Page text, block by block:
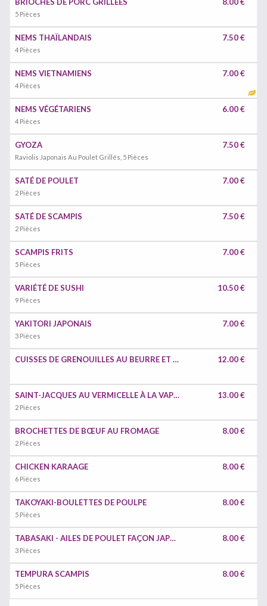
5 Pièces
NEMS THAÏLANDAIS
4 Pièces
7.50 €
NEMS VIETNAMIENS
4 Pièces
7.00 €
NEMS VÉGÉTARIENS
4 Pièces
6.00 €
GYOZA
Raviolis Japonais Au Poulet Grillés, 5 Pièces
7.50 €
SATÉ DE POULET
2 Pièces
7.00 €
SATÉ DE SCAMPIS
2 Pièces
7.50 €
SCAMPIS FRITS
5 Pièces
7.00 €
VARIÉTÉ DE SUSHI
9 Pièces
10.50 €
YAKITORI JAPONAIS
3 Pièces
7.00 €
CUISSES DE GRENOUILLES AU BEURRE ET À L'AIL 12.00 €
SAINT-JACQUES AU VERMICELLE À LA VAPEUR
2 Pièces
13.00 €
BROCHETTES DE BŒUF AU FROMAGE
2 Pièces
8.00 €
CHICKEN KARAAGE
6 Pièces
8.00 €
TAKOYAKI-BOULETTES DE POULPE
5 Pièces
8.00 €
TABASAKI - AILES DE POULET FAÇON JAPONAISE
3 Pièces
8.00 €
TEMPURA SCAMPIS
5 Pièces
8.00 €